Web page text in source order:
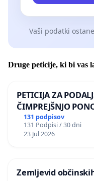
Vaši podatki
Druge peticije, ki bi vas
PETICIJA ZA
ČIMPREJŠNJO
BERNARDA
REPUBLIKE
131 podpisov
131 Podpisi / 30 dni
23 Jul 2026
Zemljevid